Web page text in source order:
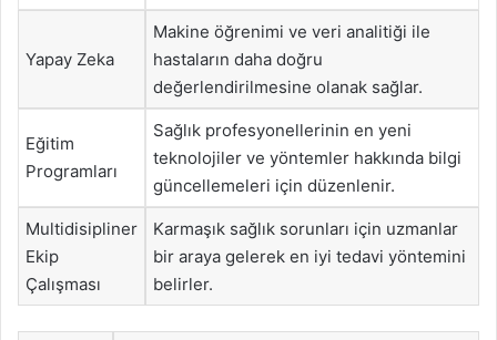
Yapay Zeka
Makine öğrenimi ve veri analitiği ile
hastaların daha doğru
değerlendirilmesine olanak sağlar.
Eğitim
Programları
Sağlık profesyonellerinin en yeni
teknolojiler ve yöntemler hakkında bilgi
güncellemeleri için düzenlenir.
Multidisipliner
Ekip
Çalışması
Karmaşık sağlık sorunları için uzmanlar
bir araya gelerek en iyi tedavi yöntemini
belirler.